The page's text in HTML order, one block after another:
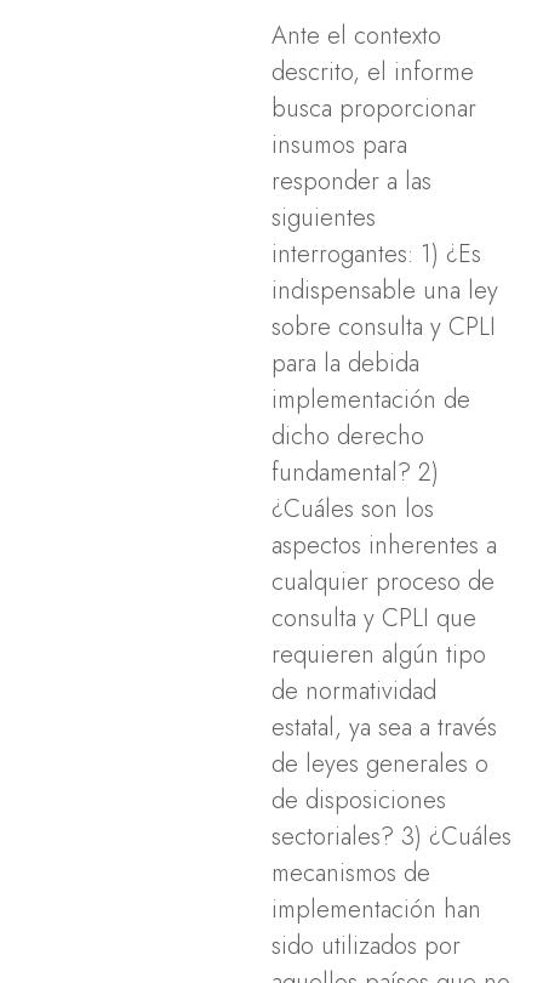
Ante el contexto
descrito, el informe
busca proporcionar
insumos para
responder a las
siguientes
interrogantes: 1) ¿Es
indispensable una ley
sobre consulta y CPLI
para la debida
implementación de
dicho derecho
fundamental? 2)
¿Cuáles son los
aspectos inherentes a
cualquier proceso de
consulta y CPLI que
requieren algún tipo
de normatividad
estatal, ya sea a través
de leyes generales o
de disposiciones
sectoriales? 3) ¿Cuáles
mecanismos de
implementación han
sido utilizados por